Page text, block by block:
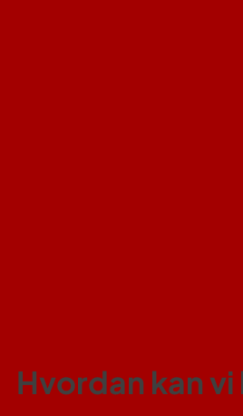
Hvordan kan